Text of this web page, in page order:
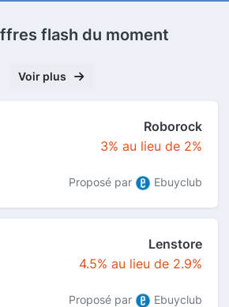
flash du moment
Voir plus
Roborock
3% au lieu de 2%
Proposé par Ebuyclub
Lenstore
4.5% au lieu de 2.9%
Proposé par Ebuyclub